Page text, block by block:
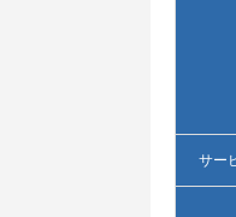
サー